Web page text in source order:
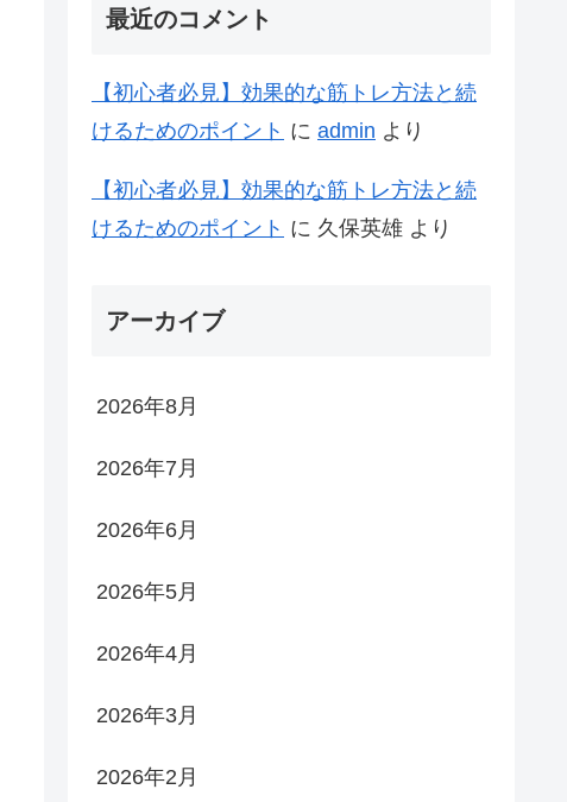
最近のコメント
【初心者必見】効果的な筋トレ方法と続
けるためのポイント に admin より
【初心者必見】効果的な筋トレ方法と続
けるためのポイント に 久保英雄 より
アーカイブ
2026年8月
2026年7月
2026年6月
2026年5月
2026年4月
2026年3月
2026年2月